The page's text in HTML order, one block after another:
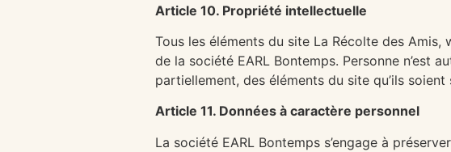
Article 10. Propriété intellectuelle
Tous les éléments du site La Récolte des
de la société EARL Bontemps. Personne n’est
partiellement, des éléments du site qu’ils
Article 11. Données à caractère personnel
La société EARL Bontemps s’engage à